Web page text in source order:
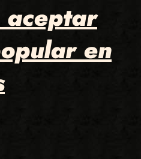
aceptar
en